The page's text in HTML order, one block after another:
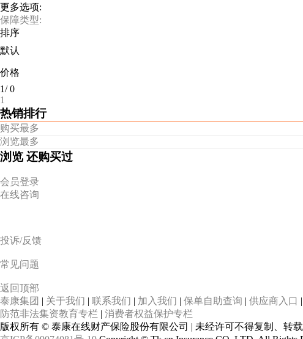
更多选项:
保障类型:
排序
默认
价格
1/0
1
热销排行
购买最多
浏览最多
浏览 还购买过
会员登录
在线咨询
投诉/反馈
常见问题
返回顶部
泰康集团 | 关于我们 | 联系我们 | 加入我们 | 保单自助查询 | 供应商入口 |
防范非法集资教育专栏 | 消费者权益保护专栏
版权所有 © 泰康在线财产保险股份有限公司 | 未经许可不得复制、转